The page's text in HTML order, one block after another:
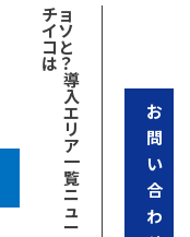
チョ
イソ
コと
は？
導
入
エ
リ
ア
一
覧
ニ
ュ
ー
お
問
い
合
わ